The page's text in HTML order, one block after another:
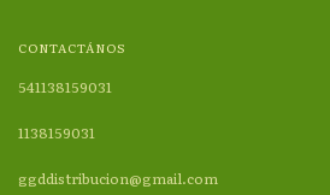
CONTACTÁNOS
541138159031
1138159031
ggddistribucion@gmail.com